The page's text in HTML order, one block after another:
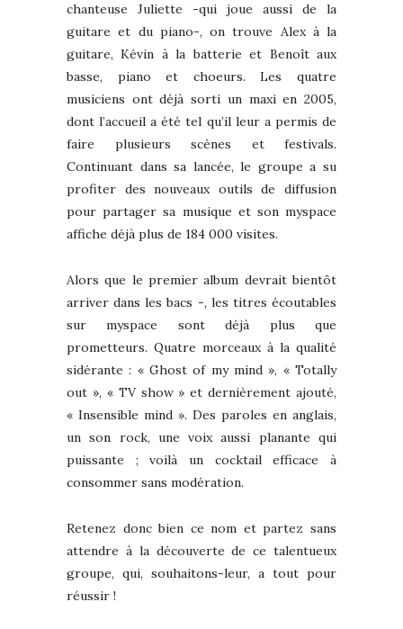
chanteuse Juliette -qui joue aussi de la
guitare et du piano-, on trouve Alex à la
guitare, Kévin à la batterie et Benoît aux
basse, piano et choeurs. Les quatre
musiciens ont déjà sorti un maxi en 2005,
dont l’accueil a été tel qu’il leur a permis de
faire plusieurs scènes et festivals.
Continuant dans sa lancée, le groupe a su
profiter des nouveaux outils de diffusion
pour partager sa musique et son myspace
affiche déjà plus de 184 000 visites.
Alors que le premier album devrait bientôt
arriver dans les bacs -, les titres écoutables
sur myspace sont déjà plus que
prometteurs. Quatre morceaux à la qualité
sidérante : « Ghost of my mind », « Totally
out », « TV show » et dernièrement ajouté,
« Insensible mind ». Des paroles en anglais,
un son rock, une voix aussi planante qui
puissante ; voilà un cocktail efficace à
consommer sans modération.
Retenez donc bien ce nom et partez sans
attendre à la découverte de ce talentueux
groupe, qui, souhaitons-leur, a tout pour
réussir !